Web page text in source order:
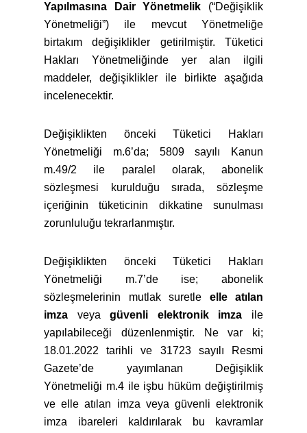
Yapılmasına Dair Yönetmelik (“Değişiklik
Yönetmeliği”) ile mevcut Yönetmeliğe
birtakım değişiklikler getirilmiştir. Tüketici
Hakları Yönetmeliğinde yer alan ilgili
maddeler, değişiklikler ile birlikte aşağıda
incelenecektir.
Değişiklikten önceki Tüketici Hakları
Yönetmeliği m.6’da; 5809 sayılı Kanun
m.49/2 ile paralel olarak, abonelik
sözleşmesi kurulduğu sırada, sözleşme
içeriğinin tüketicinin dikkatine sunulması
zorunluluğu tekrarlanmıştır.
Değişiklikten önceki Tüketici Hakları
Yönetmeliği m.7’de ise; abonelik
sözleşmelerinin mutlak suretle elle atılan
imza veyagüvenli elektronik imza ile
yapılabileceği düzenlenmiştir. Ne var ki;
18.01.2022 tarihli ve 31723 sayılı Resmi
Gazete’de yayımlanan Değişiklik
Yönetmeliği m.4 ile işbu hüküm değiştirilmiş
ve elle atılan imza veya güvenli elektronik
imza ibareleri kaldırılarak bu kavramlar